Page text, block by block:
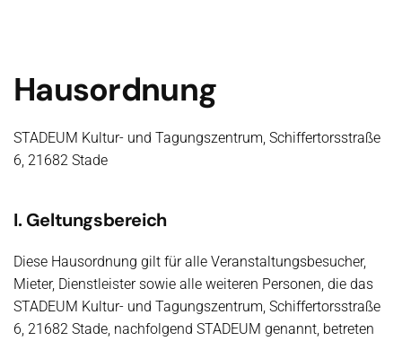
Hausordnung
STADEUM Kultur- und Tagungszentrum, Schiffertorsstraße
6, 21682 Stade
I. Geltungsbereich
Diese Hausordnung gilt für alle Veranstaltungsbesucher,
Mieter, Dienstleister sowie alle weiteren Personen, die das
STADEUM Kultur- und Tagungszentrum, Schiffertorsstraße
6, 21682 Stade, nachfolgend STADEUM genannt, betreten